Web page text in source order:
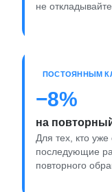
не
ПОСТОЯННЫМ
−8%
на
Для тех, кто
последующие
повторного